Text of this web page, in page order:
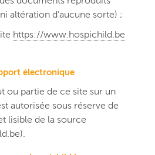
altération d’aucune sorte) ;
https://www.hospichild.be
électronique
ou partie de ce site sur un
autorisée sous réserve de
lisible de la source